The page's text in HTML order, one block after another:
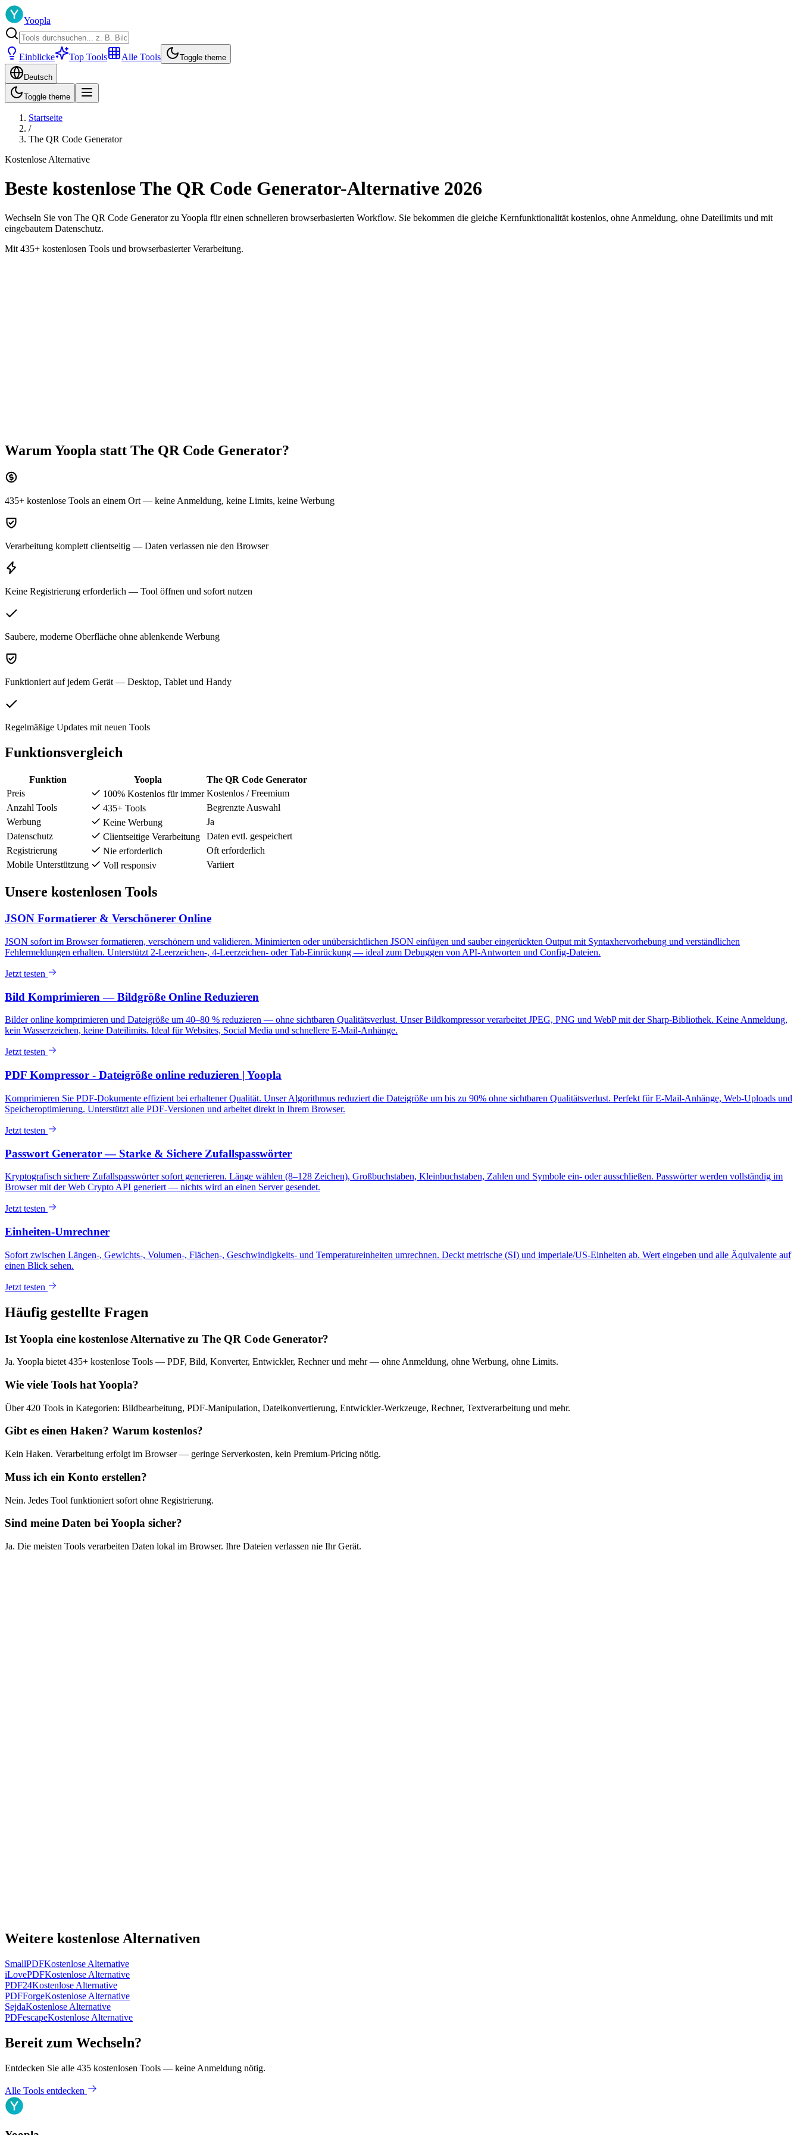
Yoopla
Einblicke Top Tools Alle Tools Toggle theme
Deutsch
Toggle theme
Startseite
/
The QR Code Generator
Kostenlose Alternative
Beste kostenlose The QR Code Generator-Alternative 2026
Wechseln Sie von The QR Code Generator zu Yoopla für einen schnelleren browserbasierten Workflow. Sie bekommen die gleiche Kernfunktionalität kostenlos, ohne Anmeldung, ohne Dateilimits und mit
eingebautem Datenschutz.
Mit 435+ kostenlosen Tools und browserbasierter Verarbeitung.
Warum Yoopla statt The QR Code Generator?
435+ kostenlose Tools an einem Ort — keine Anmeldung, keine Limits, keine Werbung
Verarbeitung komplett clientseitig — Daten verlassen nie den Browser
Keine Registrierung erforderlich — Tool öffnen und sofort nutzen
Saubere, moderne Oberfläche ohne ablenkende Werbung
Funktioniert auf jedem Gerät — Desktop, Tablet und Handy
Regelmäßige Updates mit neuen Tools
Funktionsvergleich
Funktion Yoopla
The QR Code Generator
Preis
100% Kostenlos für immer Kostenlos / Freemium
Anzahl Tools
435+ Tools
Begrenzte Auswahl
Werbung
Keine Werbung
Ja
Datenschutz
Clientseitige Verarbeitung
Daten evtl. gespeichert
Registrierung
Nie erforderlich
Oft erforderlich
Mobile Unterstützung
Voll responsiv Variiert
Unsere kostenlosen Tools
JSON Formatierer & Verschönerer Online
JSON sofort im Browser formatieren, verschönern und validieren. Minimierten oder unübersichtlichen JSON einfügen und sauber eingerückten Output mit Syntaxhervorhebung und verständlichen
Fehlermeldungen erhalten. Unterstützt 2-Leerzeichen-, 4-Leerzeichen- oder Tab-Einrückung — ideal zum Debuggen von API-Antworten und Config-Dateien.
Jetzt testen
Bild Komprimieren — Bildgröße Online Reduzieren
Bilder online komprimieren und Dateigröße um 40–80 % reduzieren — ohne sichtbaren Qualitätsverlust. Unser Bildkompressor verarbeitet JPEG, PNG und WebP mit der Sharp-Bibliothek. Keine Anmeldung,
kein Wasserzeichen, keine Dateilimits. Ideal für Websites, Social Media und schnellere E-Mail-Anhänge.
Jetzt testen
PDF Kompressor - Dateigröße online reduzieren | Yoopla
Komprimieren Sie PDF-Dokumente effizient bei erhaltener Qualität. Unser Algorithmus reduziert die Dateigröße um bis zu 90% ohne sichtbaren Qualitätsverlust. Perfekt für E-Mail-Anhänge, Web-Uploads und
Speicheroptimierung. Unterstützt alle PDF-Versionen und arbeitet direkt in Ihrem Browser.
Jetzt testen
Passwort Generator — Starke & Sichere Zufallspasswörter
Kryptografisch sichere Zufallspasswörter sofort generieren. Länge wählen (8–128 Zeichen), Großbuchstaben, Kleinbuchstaben, Zahlen und Symbole ein- oder ausschließen. Passwörter werden vollständig im
Browser mit der Web Crypto API generiert — nichts wird an einen Server gesendet.
Jetzt testen
Einheiten-Umrechner
Sofort zwischen Längen-, Gewichts-, Volumen-, Flächen-, Geschwindigkeits- und Temperatureinheiten umrechnen. Deckt metrische (SI) und imperiale/US-Einheiten ab. Wert eingeben und alle Äquivalente auf
einen Blick sehen.
Jetzt testen
Häufig gestellte Fragen
Ist Yoopla eine kostenlose Alternative zu The QR Code Generator?
Ja. Yoopla bietet 435+ kostenlose Tools — PDF, Bild, Konverter, Entwickler, Rechner und mehr — ohne Anmeldung, ohne Werbung, ohne Limits.
Wie viele Tools hat Yoopla?
Über 420 Tools in Kategorien: Bildbearbeitung, PDF-Manipulation, Dateikonvertierung, Entwickler-Werkzeuge, Rechner, Textverarbeitung und mehr.
Gibt es einen Haken? Warum kostenlos?
Kein Haken. Verarbeitung erfolgt im Browser — geringe Serverkosten, kein Premium-Pricing nötig.
Muss ich ein Konto erstellen?
Nein. Jedes Tool funktioniert sofort ohne Registrierung.
Sind meine Daten bei Yoopla sicher?
Ja. Die meisten Tools verarbeiten Daten lokal im Browser. Ihre Dateien verlassen nie Ihr Gerät.
Weitere kostenlose Alternativen
SmallPDFKostenlose Alternative
iLovePDFKostenlose Alternative
PDF24Kostenlose Alternative
PDFForgeKostenlose Alternative
SejdaKostenlose Alternative
PDFescapeKostenlose Alternative
Bereit zum Wechseln?
Entdecken Sie alle 435 kostenlosen Tools — keine Anmeldung nötig.
Alle Tools entdecken